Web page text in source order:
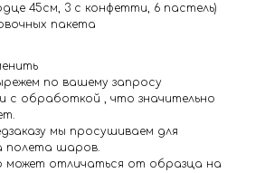
45см, 3 с конфетти, 6 пастель)
пакета
по вашему запросу
с обработкой , что значительно
мы просушиваем для
полета шаров.
может отличаться от образца на